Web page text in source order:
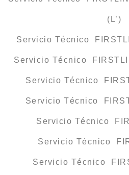
(L’)
Servicio Técnico
Servicio Técnico
Servicio Técnico
Servicio Técnico
Servicio Técnico
Servicio Técnico
Servicio Técnico